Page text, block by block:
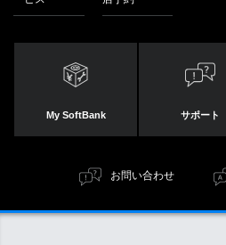
My SoftBank サポート
お問い合わせ